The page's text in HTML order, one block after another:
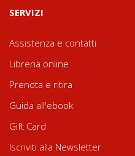
SERVIZI
Assistenza e contatti
Libreria online
Prenota e ritira
Guida all'ebook
Gift Card
Iscriviti alla Newsletter